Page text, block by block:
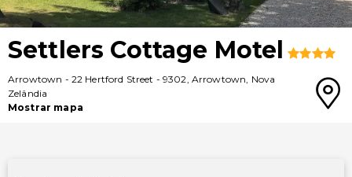
Settlers Cottage Motel
Arrowtown - 22 Hertford Street - 9302, Arrowtown, Nova
Zelândia
Mostrar mapa